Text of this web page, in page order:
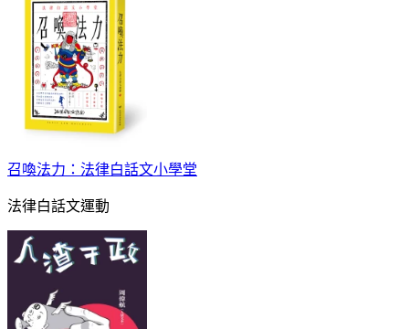
召喚法力：法律白話文小學堂
法律白話文運動